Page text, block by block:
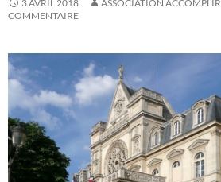
3 AVRIL 2018 ASSOCIATION ACCOMPLIR
COMMENTAIRE